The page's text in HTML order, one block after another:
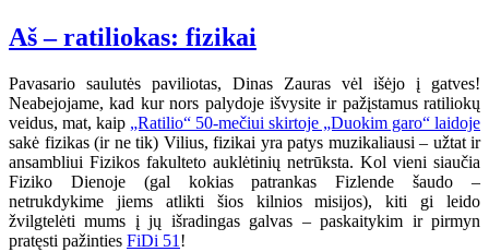
Aš – ratiliokas: fizikai
Pavasario saulutės paviliotas, Dinas Zauras vėl išėjo į gatves!
Neabejojame, kad kur nors palydoje išvysite ir pažįstamus ratiliokų
veidus, mat, kaip „Ratilio“ 50-mečiui skirtoje „Duokim garo“ laidoje
sakė fizikas (ir ne tik) Vilius, fizikai yra patys muzikaliausi – užtat ir
ansambliui Fizikos fakulteto auklėtinių netrūksta. Kol vieni siaučia
Fiziko Dienoje (gal kokias patrankas Fizlende šaudo –
netrukdykime jiems atlikti šios kilnios misijos), kiti gi leido
žvilgtelėti mums į jų išradingas galvas – paskaitykim ir pirmyn
pratęsti pažinties FiDi 51 !